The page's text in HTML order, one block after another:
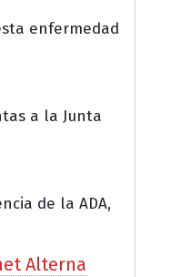
enfermedad
a la Junta
de la ADA,
Alterna